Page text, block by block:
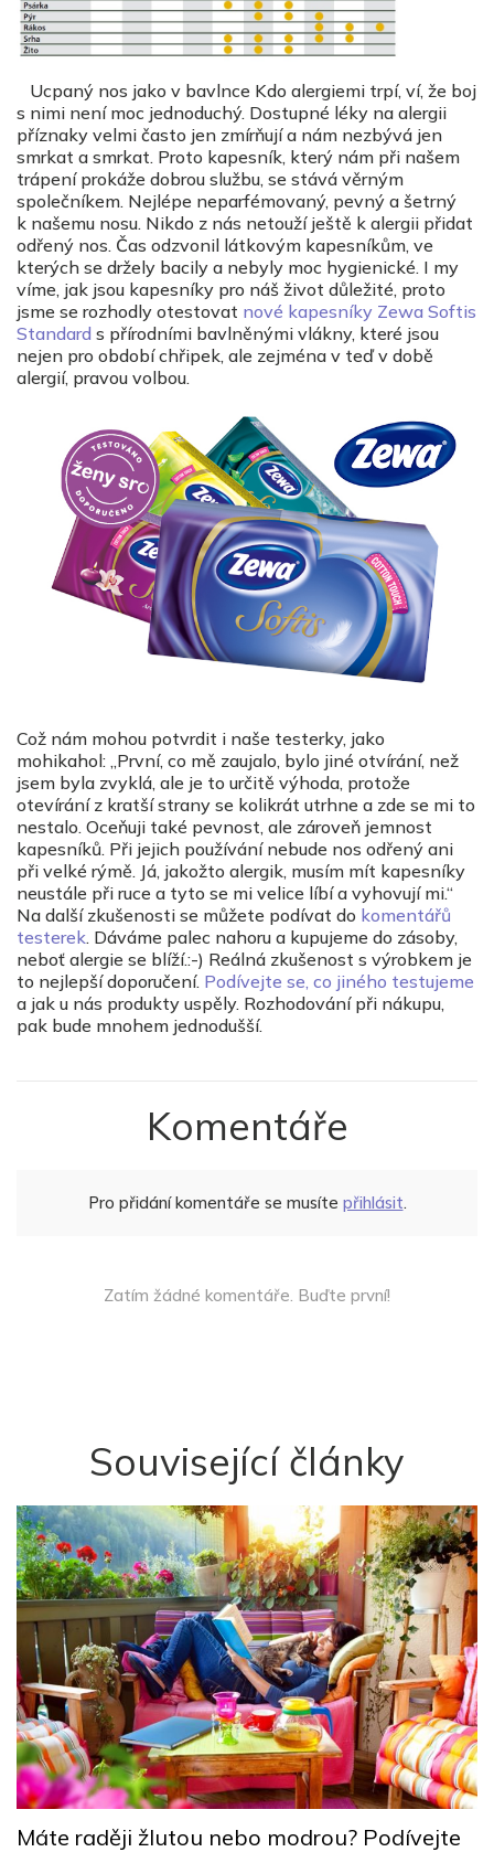
Ucpaný nos jako v bavlnce Kdo alergiemi trpí, ví, že boj
s nimi není moc jednoduchý. Dostupné léky na alergii
příznaky velmi často jen zmírňují a nám nezbývá jen
smrkat a smrkat. Proto kapesník, který nám při našem
trápení prokáže dobrou službu, se stává věrným
společníkem. Nejlépe neparfémovaný, pevný a šetrný
k našemu nosu. Nikdo z nás netouží ještě k alergii přidat
odřený nos. Čas odzvonil látkovým kapesníkům, ve
kterých se držely bacily a nebyly moc hygienické. I my
víme, jak jsou kapesníky pro náš život důležité, proto
jsme se rozhodly otestovat nové kapesníky Zewa Softis
Standard s přírodními bavlněnými vlákny, které jsou
nejen pro období chřipek, ale zejména v teď v době
alergií, pravou volbou.
Což nám mohou potvrdit i naše testerky, jako
mohikahol: „První, co mě zaujalo, bylo jiné otvírání, než
jsem byla zvyklá, ale je to určitě výhoda, protože
otevírání z kratší strany se kolikrát utrhne a zde se mi to
nestalo. Oceňuji také pevnost, ale zároveň jemnost
kapesníků. Při jejich používání nebude nos odřený ani
při velké rýmě. Já, jakožto alergik, musím mít kapesníky
neustále při ruce a tyto se mi velice líbí a vyhovují mi.“
Na další zkušenosti se můžete podívat do komentářů
testerek. Dáváme palec nahoru a kupujeme do zásoby,
neboť alergie se blíží.:-) Reálná zkušenost s výrobkem je
to nejlepší doporučení. Podívejte se, co jiného testujeme
a jak u nás produkty uspěly. Rozhodování při nákupu,
pak bude mnohem jednodušší.
Komentáře
Pro přidání komentáře se musíte přihlásit.
Zatím žádné komentáře. Buďte první!
Související články
Máte raději žlutou nebo modrou? Podívejte